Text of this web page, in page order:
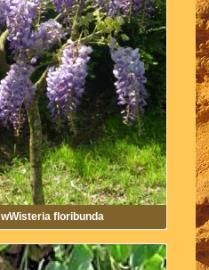
wWisteria floribunda